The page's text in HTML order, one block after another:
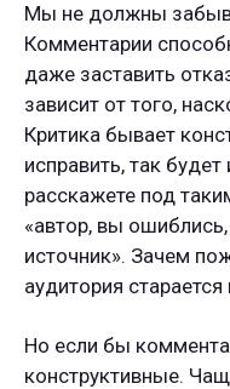
Мы не должны
Комментарии
даже заставить
зависит от того,
Критика бывает
исправить, так
расскажете под
«автор, вы
источник». Зачем
аудитория
Но если бы
конструктивные.